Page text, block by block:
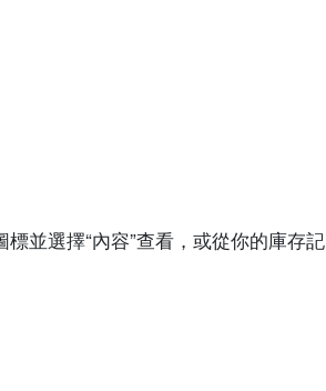
並選擇“內容”查看，或從你的庫存記